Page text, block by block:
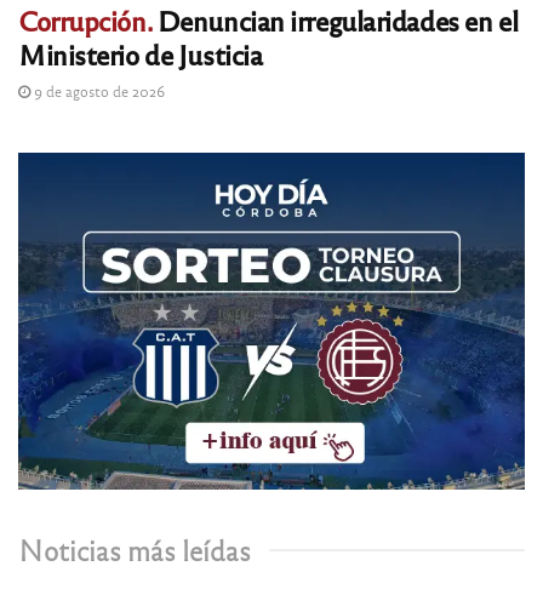
Corrupción.Denuncian irregularidades en el
Ministerio de Justicia
9 de agosto de 2026
Noticias más leídas